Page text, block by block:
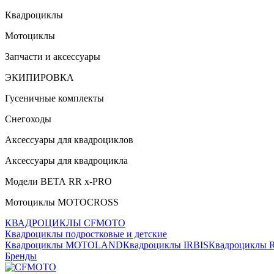
Квадроциклы
Мотоциклы
Запчасти и аксессуары
ЭКИПИРОВКА
Гусеничные комплекты
Снегоходы
Аксессуары для квадроциклов
Аксессуары для квадроцикла
Модели ВЕТА RR x-PRO
Мотоциклы MOTOCROSS
КВАДРОЦИКЛЫ CFMOTO
Квадроциклы подростковые и детские
Квадроциклы MOTOLANDКвадроциклы IRBISКвадроциклы
Бренды